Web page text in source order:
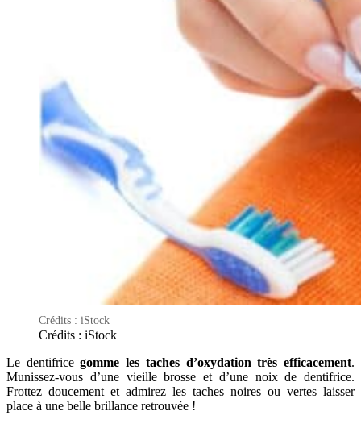
Crédits : iStock
Crédits : iStock
Le dentifricegomme les taches d’oxydation très efficacement.
Munissez-vous d’une vieille brosse et d’une noix de dentifrice.
Frottez doucement et admirez les taches noires ou vertes laisser
place à une belle brillance retrouvée !